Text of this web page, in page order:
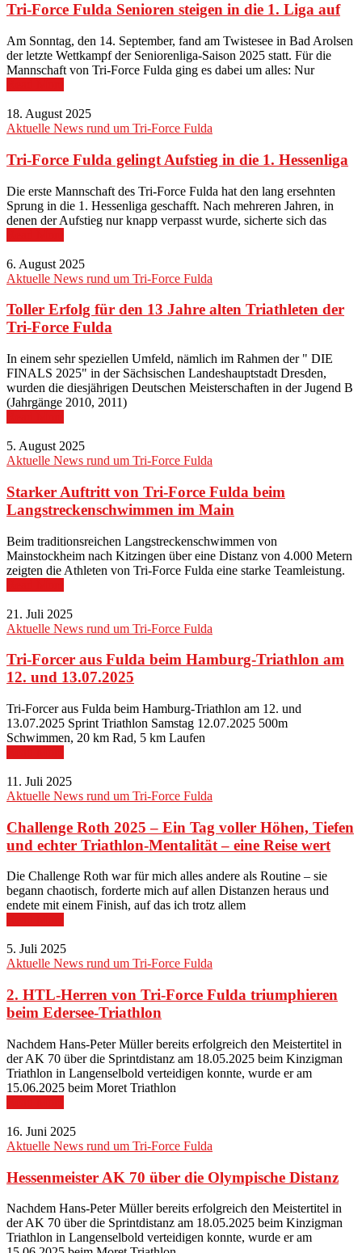
Tri-Force Fulda Senioren steigen in die 1. Liga auf
Am Sonntag, den 14. September, fand am Twistesee in Bad Arolsen
der letzte Wettkampf der Seniorenliga-Saison 2025 statt. Für die
Mannschaft von Tri-Force Fulda ging es dabei um alles: Nur
18. August 2025
Aktuelle News rund um Tri-Force Fulda
Tri-Force Fulda gelingt Aufstieg in die 1. Hessenliga
Die erste Mannschaft des Tri-Force Fulda hat den lang ersehnten
Sprung in die 1. Hessenliga geschafft. Nach mehreren Jahren, in
denen der Aufstieg nur knapp verpasst wurde, sicherte sich das
6. August 2025
Aktuelle News rund um Tri-Force Fulda
Toller Erfolg für den 13 Jahre alten Triathleten der
Tri-Force Fulda
In einem sehr speziellen Umfeld, nämlich im Rahmen der " DIE
FINALS 2025" in der Sächsischen Landeshauptstadt Dresden,
wurden die diesjährigen Deutschen Meisterschaften in der Jugend B
(Jahrgänge 2010, 2011)
5. August 2025
Aktuelle News rund um Tri-Force Fulda
Starker Auftritt von Tri-Force Fulda beim
Langstreckenschwimmen im Main
Beim traditionsreichen Langstreckenschwimmen von
Mainstockheim nach Kitzingen über eine Distanz von 4.000 Metern
zeigten die Athleten von Tri-Force Fulda eine starke Teamleistung.
21. Juli 2025
Aktuelle News rund um Tri-Force Fulda
Tri-Forcer aus Fulda beim Hamburg-Triathlon am
12. und 13.07.2025
Tri-Forcer aus Fulda beim Hamburg-Triathlon am 12. und
13.07.2025 Sprint Triathlon Samstag 12.07.2025 500m
Schwimmen, 20 km Rad, 5 km Laufen
11. Juli 2025
Aktuelle News rund um Tri-Force Fulda
Challenge Roth 2025 – Ein Tag voller Höhen, Tiefen
und echter Triathlon-Mentalität – eine Reise wert
Die Challenge Roth war für mich alles andere als Routine – sie
begann chaotisch, forderte mich auf allen Distanzen heraus und
endete mit einem Finish, auf das ich trotz allem
5. Juli 2025
Aktuelle News rund um Tri-Force Fulda
2. HTL-Herren von Tri-Force Fulda triumphieren
beim Edersee-Triathlon
Nachdem Hans-Peter Müller bereits erfolgreich den Meistertitel in
der AK 70 über die Sprintdistanz am 18.05.2025 beim Kinzigman
Triathlon in Langenselbold verteidigen konnte, wurde er am
15.06.2025 beim Moret Triathlon
16. Juni 2025
Aktuelle News rund um Tri-Force Fulda
Hessenmeister AK 70 über die Olympische Distanz
Nachdem Hans-Peter Müller bereits erfolgreich den Meistertitel in
der AK 70 über die Sprintdistanz am 18.05.2025 beim Kinzigman
Triathlon in Langenselbold verteidigen konnte, wurde er am